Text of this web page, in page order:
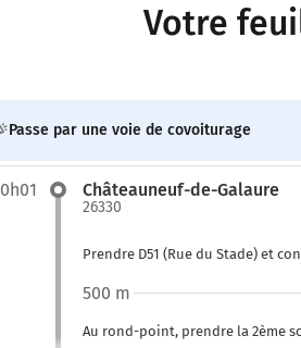
Votre
Passe par une voie de covoiturage
0h01 Châteauneuf-de-Galaure
26330
Prendre D51 (Rue du Stade) et
Au rond-point, prendre la 2ème
500 m